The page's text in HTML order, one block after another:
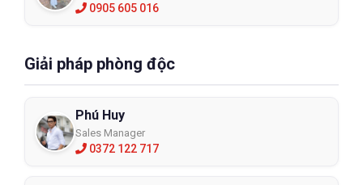
0905 605 016
Giải pháp phòng độc
Phú Huy
Sales Manager
0372 122 717